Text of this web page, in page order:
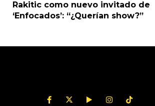
Rakitic como nuevo invitado de
‘Enfocados’: “¿Querían show?”